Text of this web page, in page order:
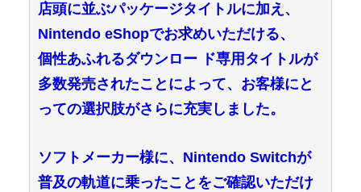
店頭に並ぶパッケージタイトルに加え、
Nintendo eShopでお求めいただける、
個性あふれるダウンロー ド専用タイトルが
多数発売されたことによって、お客様にと
っての選択肢がさらに充実しました。
ソフトメーカー様に、Nintendo Switchが
普及の軌道に乗ったことをご確認いただけ